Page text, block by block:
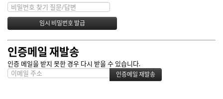
인증메일 재발송
인증 메일을 받지 못한 경우 다시 받을 수 있습니다.